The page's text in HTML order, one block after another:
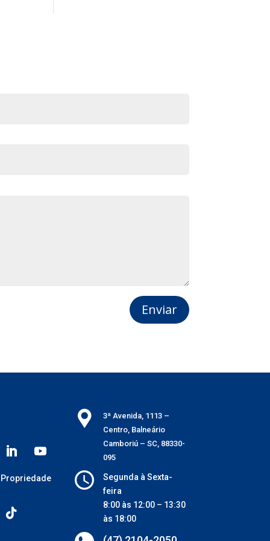
Enviar
3ª Avenida, 1113 –
Centro, Balneário
Camboriú – SC, 88330-
095
Segunda à Sexta-
feira
8:00 às 12:00 – 13:30
às 18:00